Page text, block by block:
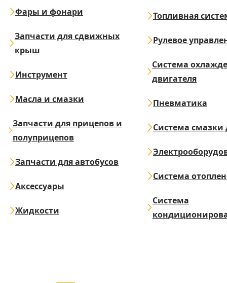
Фары и фонари
Запчасти для сдвижных
крыш
Инструмент
Масла и смазки
Запчасти для прицепов и
полуприцепов
Запчасти для автобусов
Аксессуары
Жидкости
Топливная
Рулевое
Система
двигателя
Пневматика
Система смазки
Система
Система